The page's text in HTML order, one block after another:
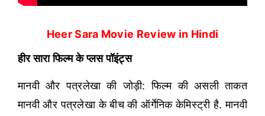
Heer Sara Movie Review in Hindi
हीर सारा फिल्म के प्लस पॉइंट्स
मानवी और पत्रलेखा की जोड़ी: फिल्म की असली ताकत
मानवी और पत्रलेखा के बीच की ऑर्गेनिक केमिस्ट्री है. मानवी